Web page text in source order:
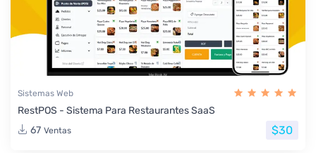
Sistemas Web
RestPOS - Sistema Para Restaurantes SaaS
67 Ventas $30